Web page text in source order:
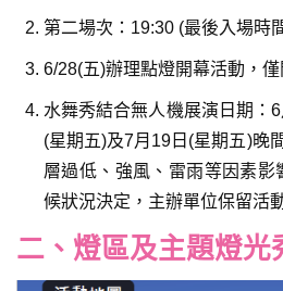
第二場次：19:30 (最後入場時
6/28(五)辦理點燈開幕活動，
水舞秀結合無人機展演日期：
(星期五)及7月19日(星期五)晚
層過低、強風、雷雨等因素影
候狀況決定，主辦單位保留活
二、燈區及主題燈光